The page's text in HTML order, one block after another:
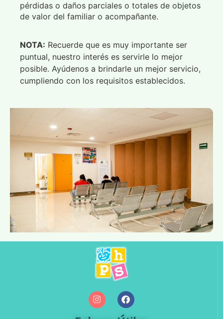
pérdidas o daños parciales o totales de objetos
de valor del familiar o acompañante.
NOTA: Recuerde que es muy importante ser
puntual, nuestro interés es servirle lo mejor
posible. Ayúdenos a brindarle un mejor servicio,
cumpliendo con los requisitos establecidos.